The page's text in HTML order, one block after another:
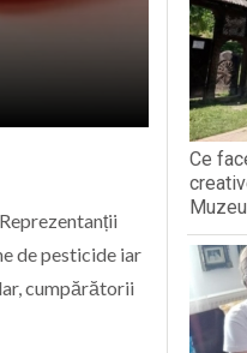
de pesticide iar
cumpărătorii
Ce